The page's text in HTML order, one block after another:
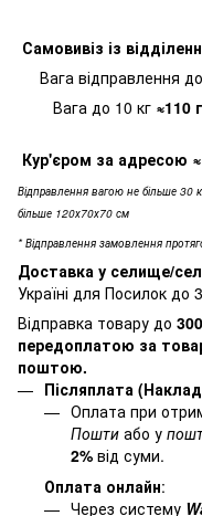
Самовивіз із
Вага відправлення
Вага до 10 кг ≈110
Кур'єром за адресою
Відправлення вагою не більше 30
більше 120х70х70 см
* Відправлення замовлення
Доставка у селище/
Україні для Посилок до
Відправка товару до
передоплатою за
поштою.
Післяплата
Оплата при
Пошти або у
2% від суми.
Оплата онлайн:
Через систему